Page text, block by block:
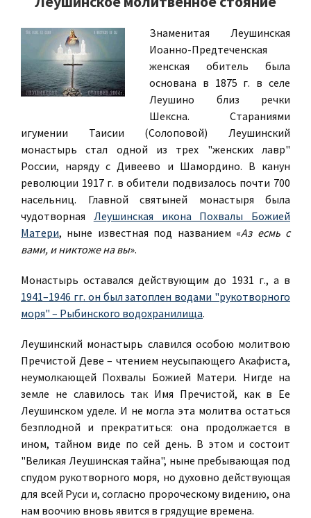
Знаменитая
Леушинская
Иоанно-Предтеченская
женская обитель была
основана в 1875 г. в селе
Леушино близ речки
Шексна. Стараниями
игумении Таисии (Солоповой) Леушинский
монастырь стал одной из трех "женских лавр"
России, наряду с Дивеево и Шамордино. В канун
революции 1917 г. в обители подвизалось почти 700
насельниц. Главной святыней монастыря была
чудотворная Леушинская икона Похвалы Божией
Матери, ныне известная под названием «Аз есмь с
вами, и никтоже на вы».
Монастырь оставался действующим до 1931 г., а в
1941–1946 гг. он был затоплен водами "рукотворного
моря" – Рыбинского водохранилища.
Леушинский монастырь славился особою молитвою
Пречистой Деве – чтением неусыпающего Акафиста,
неумолкающей Похвалы Божией Матери. Нигде на
земле не славилось так Имя Пречистой, как в Ее
Леушинском уделе. И не могла эта молитва остаться
безплодной и прекратиться: она продолжается в
ином, тайном виде по сей день. В этом и состоит
"Великая Леушинская тайна", ныне пребывающая под
спудом рукотворного моря, но духовно действующая
для всей Руси и, согласно пророческому видению, она
нам воочию вновь явится в грядущие времена.